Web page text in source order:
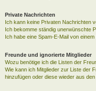
Private Nachrichten
Ich kann keine Privaten Nachrichten
Ich bekomme ständig unerwünschte
Ich habe eine Spam-E-Mail von
Freunde und ignorierte Mitglieder
Wozu benötige ich die Listen der
Wie kann ich Mitglieder zur Liste der
hinzufügen oder diese wieder aus